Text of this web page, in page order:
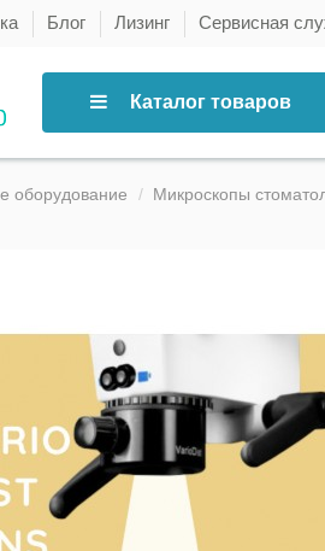
Блог Лизинг Сервисная
Каталог товаров
оборудование Микроскопы